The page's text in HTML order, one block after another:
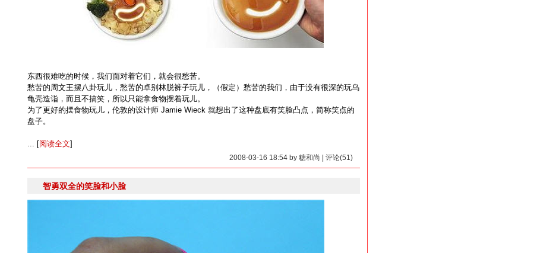
东西很难吃的时候，我们面对着它们，就会很愁苦。
愁苦的周文王摆八卦玩儿，愁苦的卓别林脱裤子玩儿，（假定）愁苦的我们，由于没有很深的玩乌
龟壳造诣，而且不搞笑，所以只能拿食物摆着玩儿。
为了更好的摆食物玩儿，伦敦的设计师 Jamie Wieck 就想出了这种盘底有笑脸凸点，简称笑点的
盘子。
... [阅读全文]
2008-03-16 18:54 by 糖和尚 | 评论(51)
智勇双全的笑脸和小脸